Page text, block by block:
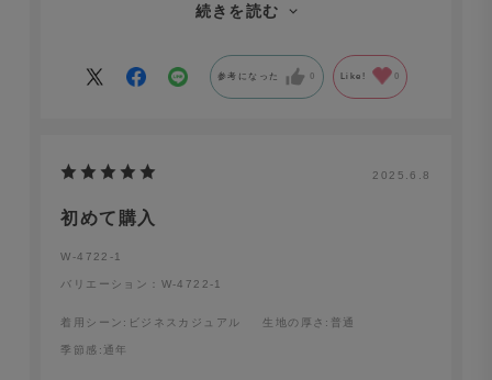
もう少し丁寧だと、着た時のシルエットが綺麗になると
続きを読む
参考になった 0 Like! 0
2025.6.8
初めて購入
W-4722-1
バリエーション：W-4722-1
着用シーン :ビジネスカジュアル 生地の厚さ :普通
季節感 :通年